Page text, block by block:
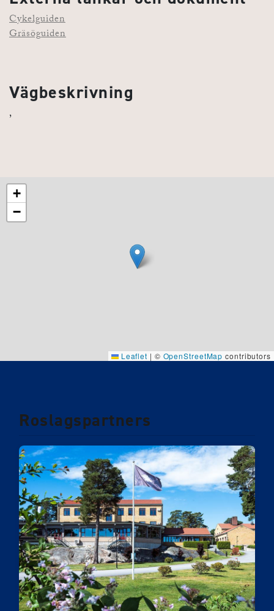
Cykelguiden
Gräsöguiden
Vägbeskrivning
,
+
−
Leaflet | © OpenStreetMap contributors
Roslagspartners